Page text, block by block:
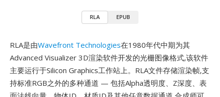
RLA EPUB
RLA是由Wavefront Technologies在1980年代中期为其
Advanced Visualizer 3D渲染软件开发的光栅图像格式,该软件
主要运行于Silicon Graphics工作站上。RLA文件存储渲染帧,支
持标准RGB之外的多种通道 — 包括Alpha透明度、Z深度、表